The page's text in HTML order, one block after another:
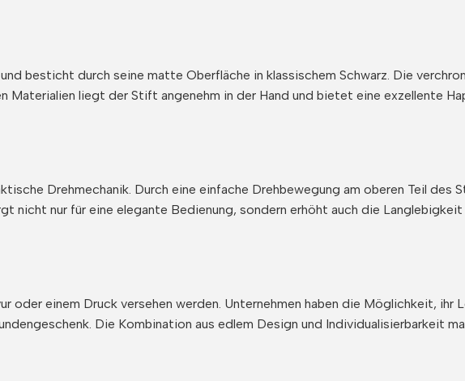
besticht durch seine matte Oberfläche in klassischem Schwarz. Die
liegt der Stift angenehm in der Hand und bietet eine exzellente
Drehmechanik. Durch eine einfache Drehbewegung am oberen Teil des
nicht nur für eine elegante Bedienung, sondern erhöht auch die Langlebigkeit
oder einem Druck versehen werden. Unternehmen haben die Möglichkeit,
Die Kombination aus edlem Design und Individualisierbarkeit